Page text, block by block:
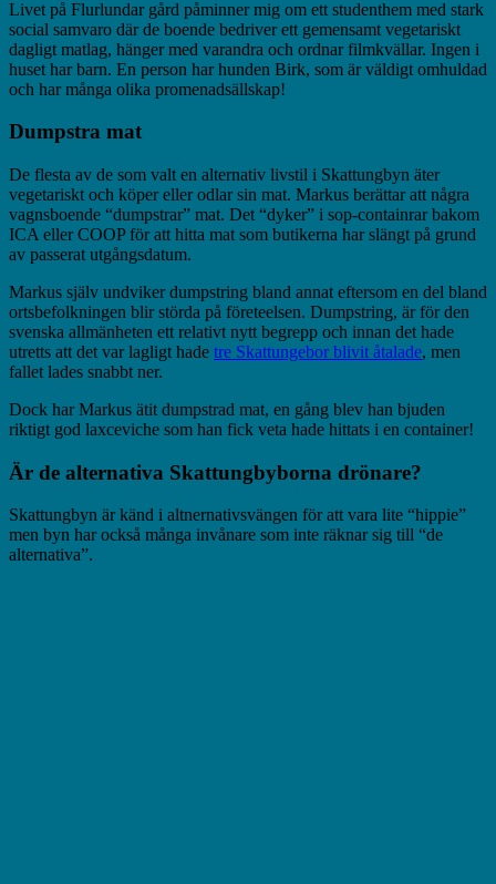
Livet på Flurlundar gård påminner mig om ett studenthem med stark
social samvaro där de boende bedriver ett gemensamt vegetariskt
dagligt matlag, hänger med varandra och ordnar filmkvällar. Ingen i
huset har barn. En person har hunden Birk, som är väldigt omhuldad
och har många olika promenadsällskap!
Dumpstra mat
De flesta av de som valt en alternativ livstil i Skattungbyn äter
vegetariskt och köper eller odlar sin mat. Markus berättar att några
vagnsboende “dumpstrar” mat. Det “dyker” i sop-containrar bakom
ICA eller COOP för att hitta mat som butikerna har slängt på grund
av passerat utgångsdatum.
Markus själv undviker dumpstring bland annat eftersom en del bland
ortsbefolkningen blir störda på företeelsen. Dumpstring, är för den
svenska allmänheten ett relativt nytt begrepp och innan det hade
utretts att det var lagligt hade tre Skattungebor blivit åtalade, men
fallet lades snabbt ner.
Dock har Markus ätit dumpstrad mat, en gång blev han bjuden
riktigt god laxceviche som han fick veta hade hittats i en container!
Är de alternativa Skattungbyborna drönare?
Skattungbyn är känd i altnernativsvängen för att vara lite “hippie”
men byn har också många invånare som inte räknar sig till “de
alternativa”.